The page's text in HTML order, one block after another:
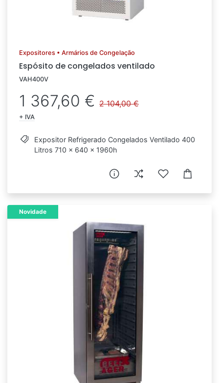
Expositores • Armários de Congelação
Espósito de congelados ventilado
VAH400V
1 367,60 € 2 104,00 €
+ IVA
Expositor Refrigerado Congelados Ventilado 400
Litros 710 x 640 x 1960h
Novidade